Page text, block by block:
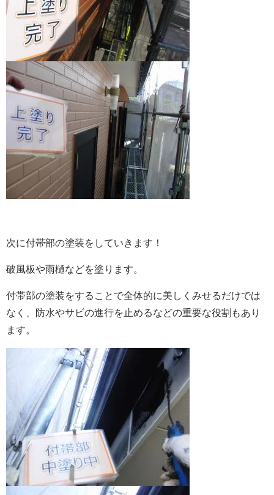
次に付帯部の塗装をしていきます！
破風板や雨樋などを塗ります。
付帯部の塗装をすることで全体的に美しくみせるだけでは
なく、防水やサビの進行を止めるなどの重要な役割もあり
ます。